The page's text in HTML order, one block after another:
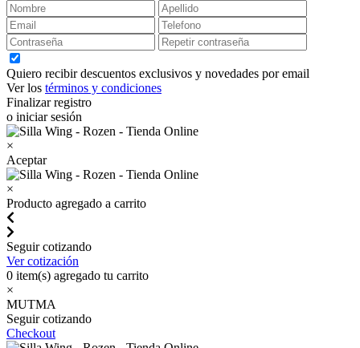
Quiero recibir descuentos exclusivos y novedades por email
Ver los términos y condiciones
Finalizar registro
o iniciar sesión
×
Aceptar
×
Producto agregado a carrito
Seguir cotizando
Ver cotización
0 item(s) agregado tu carrito
×
MUTMA
Seguir cotizando
Checkout